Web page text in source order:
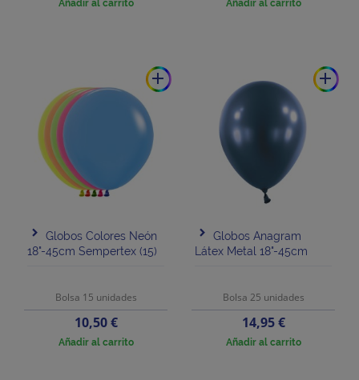
Añadir al carrito Añadir al carrito
add
Globos Colores Neón
18"-45cm Sempertex (15)
Bolsa 15 unidades
Precio
10,50 €
Añadir al carrito
add
Globos Anagram
Látex Metal 18"-45cm
Bolsa 25 unidades
Precio
14,95 €
Añadir al carrito